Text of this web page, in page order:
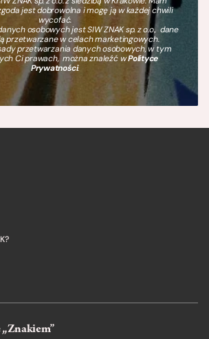
jest dobrowolna i mogę ją w każdej chwili
wycofać.
osobowych jest SIW ZNAK sp. z o.o., dane
przetwarzane w celach marketingowych.
przetwarzania danych osobowych, w tym
Ci prawach, można znaleźć wPolityce
Prywatności.
„Znakiem”